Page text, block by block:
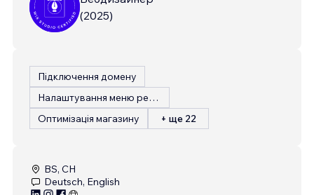
(2025)
Підключення домену
Налаштування меню ресторану
Оптимізація магазину
+ ще 22
BS, CH
Deutsch, English